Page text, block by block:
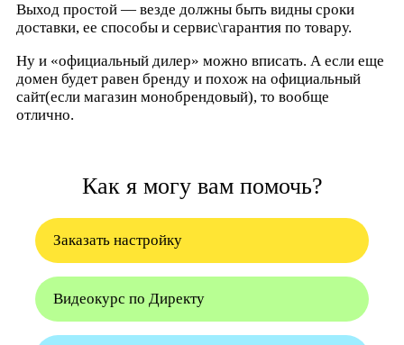
Выход простой — везде должны быть видны сроки
доставки, ее способы и сервис\гарантия по товару.
Ну и «официальный дилер» можно вписать. А если еще
домен будет равен бренду и похож на официальный
сайт(если магазин монобрендовый), то вообще
отлично.
Как я могу вам помочь?
Заказать настройку
Видеокурс по Директу